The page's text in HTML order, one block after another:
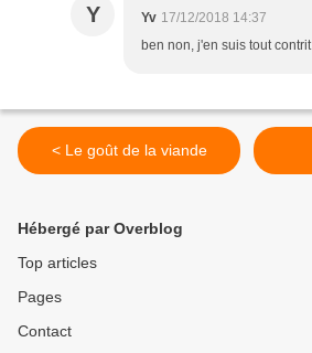
Y Yv 17/12/2018 14:37
ben non, j'en suis tout contrit
< Le goût de la viande
Hébergé par Overblog
Top articles
Pages
Contact